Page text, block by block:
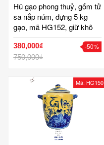
Hũ gạo phong thuỷ, gốm tử
sa nắp núm, đựng 5 kg
gạo, mã HG152, giữ khô
gạo, làm mát gạo, đựng
gạo ngon, không mối mọt,
gốm bát tràng cao cấp
380,000₫
750,000₫
-50%
Mã: HG150